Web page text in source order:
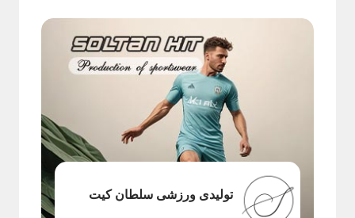
تولیدی ورزشی سلطان کیت